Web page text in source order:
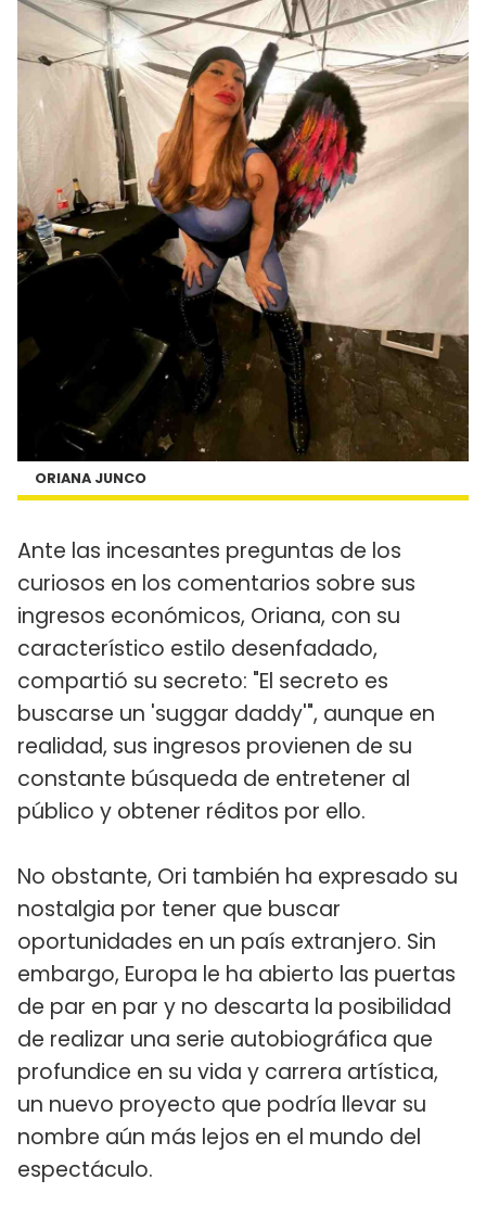
ORIANA JUNCO
Ante las incesantes preguntas de los
curiosos en los comentarios sobre sus
ingresos económicos, Oriana, con su
característico estilo desenfadado,
compartió su secreto: "El secreto es
buscarse un 'suggar daddy'", aunque en
realidad, sus ingresos provienen de su
constante búsqueda de entretener al
público y obtener réditos por ello.
No obstante, Ori también ha expresado su
nostalgia por tener que buscar
oportunidades en un país extranjero. Sin
embargo, Europa le ha abierto las puertas
de par en par y no descarta la posibilidad
de realizar una serie autobiográfica que
profundice en su vida y carrera artística,
un nuevo proyecto que podría llevar su
nombre aún más lejos en el mundo del
espectáculo.